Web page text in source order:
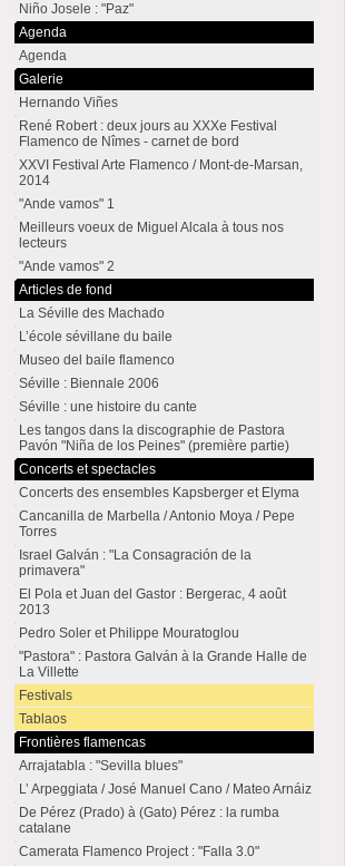
Niño Josele : "Paz"
Agenda
Agenda
Galerie
Hernando Viñes
René Robert : deux jours au XXXe Festival
Flamenco de Nîmes - carnet de bord
XXVI Festival Arte Flamenco / Mont-de-Marsan,
2014
"Ande vamos" 1
Meilleurs voeux de Miguel Alcala à tous nos
lecteurs
"Ande vamos" 2
Articles de fond
La Séville des Machado
L’école sévillane du baile
Museo del baile flamenco
Séville : Biennale 2006
Séville : une histoire du cante
Les tangos dans la discographie de Pastora
Pavón "Niña de los Peines" (première partie)
Concerts et spectacles
Concerts des ensembles Kapsberger et Elyma
Cancanilla de Marbella / Antonio Moya / Pepe
Torres
Israel Galván : "La Consagración de la
primavera"
El Pola et Juan del Gastor : Bergerac, 4 août
2013
Pedro Soler et Philippe Mouratoglou
"Pastora" : Pastora Galván à la Grande Halle de
La Villette
Festivals
Tablaos
Frontières flamencas
Arrajatabla : "Sevilla blues"
L’ Arpeggiata / José Manuel Cano / Mateo Arnáiz
De Pérez (Prado) à (Gato) Pérez : la rumba
catalane
Camerata Flamenco Project : "Falla 3.0"